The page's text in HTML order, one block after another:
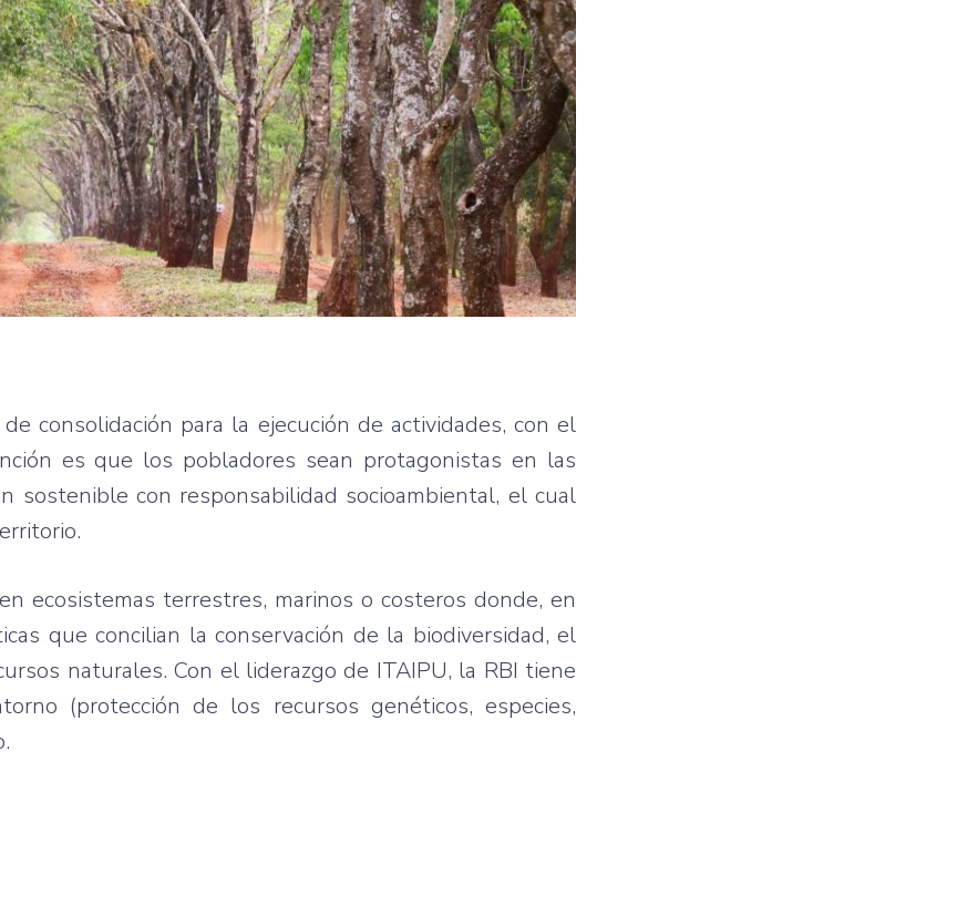
consolidación para la ejecución de actividades, con el
es que los pobladores sean protagonistas en las
sostenible con responsabilidad socioambiental, el cual
ecosistemas terrestres, marinos o costeros donde, en
que concilian la conservación de la biodiversidad, el
naturales. Con el liderazgo de ITAIPU, la RBI tiene
(protección de los recursos genéticos, especies,